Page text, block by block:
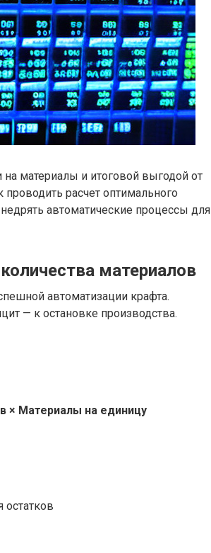
на материалы и итоговой выгодой от
расчет оптимального
автоматические процессы для
материалов
автоматизации крафта.
— к остановке производства.
× Материалы на единицу
остатков